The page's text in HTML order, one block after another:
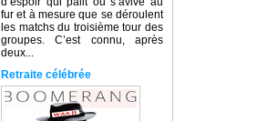
fur et à mesure que se déroulent
les matchs du troisième tour des
groupes. C’est connu, après
deux...
Retraite célébrée